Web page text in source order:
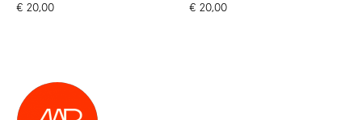
€ 20,00
€ 20,00